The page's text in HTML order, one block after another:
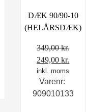
DÆK 90/90-10
(HELÅRSDÆK)
349,00kr.
Den
oprindelige
pris
var:
249,00kr.
er:
inkl. moms
Varenr:
909010133